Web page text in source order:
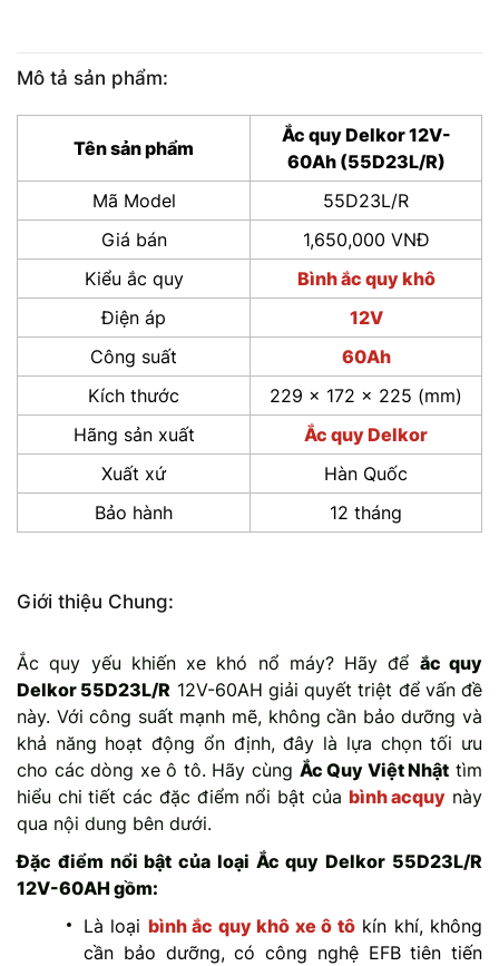
Mô tả sản phẩm:
Tên sản phẩm
Ắc quy Delkor 12V-
60Ah (55D23L/R)
Mã Model
55D23L/R
Giá bán
1,650,000 VNĐ
Kiểu ắc quy
Bình ắc quy khô
Điện áp
12V
Công suất
60Ah
Kích thước
229 x 172 x 225 (mm)
Hãng sản xuất
Ắc quy Delkor
Xuất xứ
Hàn Quốc
Bảo hành
12 tháng
Giới thiệu Chung:
Ắc quy yếu khiến xe khó nổ máy? Hãy để ắc quy
Delkor 55D23L/R 12V-60AH giải quyết triệt để vấn đề
này. Với công suất mạnh mẽ, không cần bảo dưỡng và
khả năng hoạt động ổn định, đây là lựa chọn tối ưu
cho các dòng xe ô tô. Hãy cùng Ắc Quy Việt Nhật tìm
hiểu chi tiết các đặc điểm nổi bật của bình acquy này
qua nội dung bên dưới.
Đặc điểm nổi bật của loại Ắc quy Delkor 55D23L/R
12V-60AH gồm:
Là loại bình ắc quy khô xe ô tôkín khí, không
cần bảo dưỡng, có công nghệ EFB tiên tiến